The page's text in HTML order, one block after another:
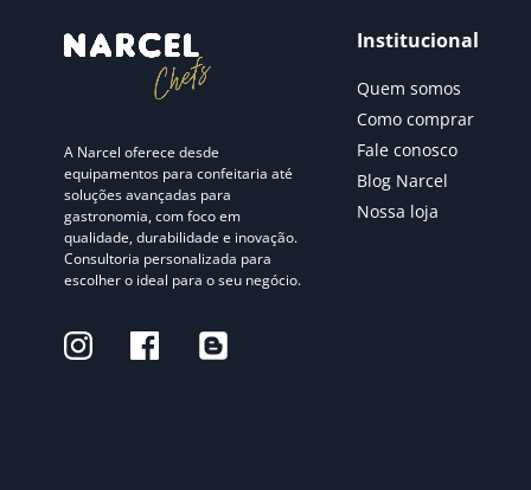
A Narcel oferece desde
equipamentos para confeitaria até
soluções avançadas para
gastronomia, com foco em
qualidade, durabilidade e inovação.
Consultoria personalizada para
escolher o ideal para o seu negócio.
Institucional
Quem somos
Como comprar
Fale conosco
Blog Narcel
Nossa loja